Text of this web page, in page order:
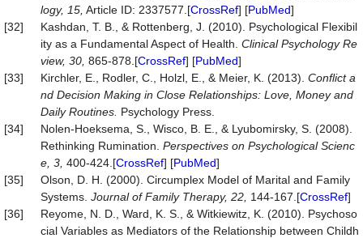
logy, 15, Article ID: 2337577.[CrossRef] [PubMed]
[32]
Kashdan, T. B., & Rottenberg, J. (2010). Psychological Flexibil
ity as a Fundamental Aspect of Health. Clinical Psychology Re
view, 30, 865-878.[CrossRef] [PubMed]
[33]
Kirchler, E., Rodler, C., Holzl, E., & Meier, K. (2013). Conflict a
nd Decision Making in Close Relationships: Love, Money and
Daily Routines. Psychology Press.
[34]
Nolen-Hoeksema, S., Wisco, B. E., & Lyubomirsky, S. (2008).
Rethinking Rumination. Perspectives on Psychological Scienc
e, 3, 400-424.[CrossRef] [PubMed]
[35]
Olson, D. H. (2000). Circumplex Model of Marital and Family
Systems. Journal of Family Therapy, 22, 144-167.[CrossRef]
[36]
Reyome, N. D., Ward, K. S., & Witkiewitz, K. (2010). Psychoso
cial Variables as Mediators of the Relationship between Childh